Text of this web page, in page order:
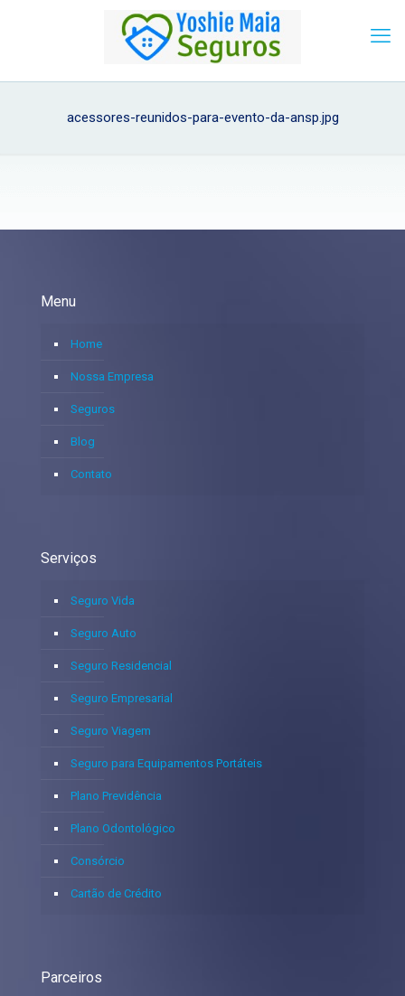
acessores-reunidos-para-evento-da-ansp.jpg
Menu
Home
Nossa Empresa
Seguros
Blog
Contato
Serviços
Seguro Vida
Seguro Auto
Seguro Residencial
Seguro Empresarial
Seguro Viagem
Seguro para Equipamentos Portáteis
Plano Previdência
Plano Odontológico
Consórcio
Cartão de Crédito
Parceiros